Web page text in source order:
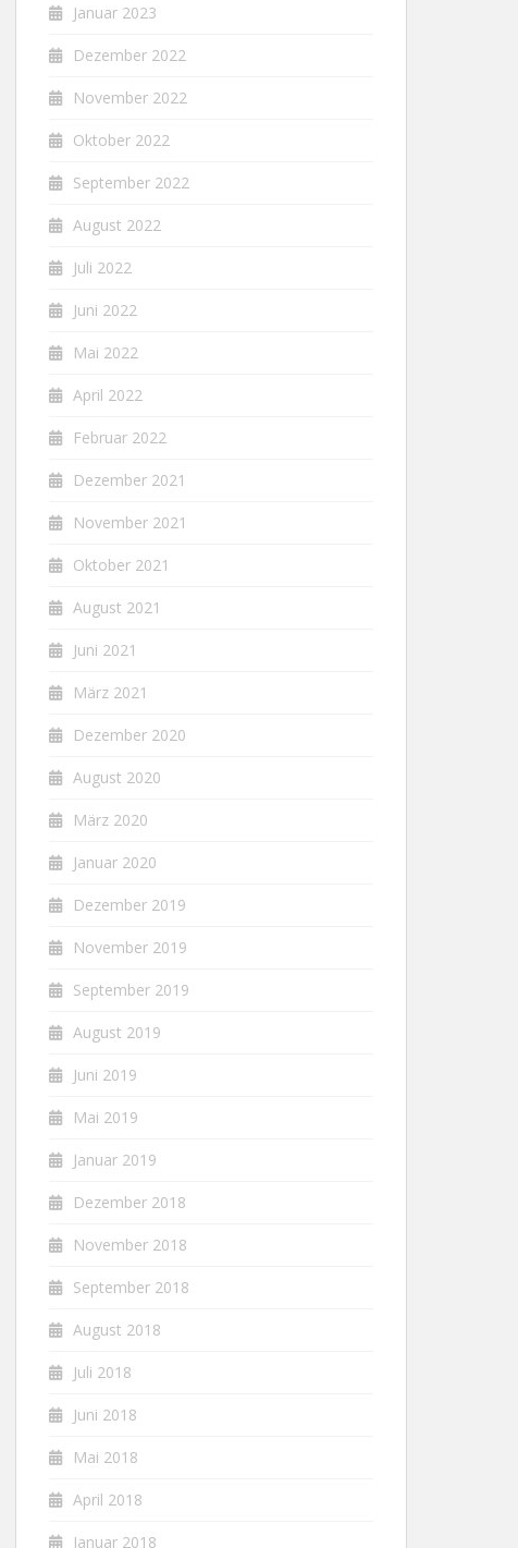
Januar 2023
Dezember 2022
November 2022
Oktober 2022
September 2022
August 2022
Juli 2022
Juni 2022
Mai 2022
April 2022
Februar 2022
Dezember 2021
November 2021
Oktober 2021
August 2021
Juni 2021
März 2021
Dezember 2020
August 2020
März 2020
Januar 2020
Dezember 2019
November 2019
September 2019
August 2019
Juni 2019
Mai 2019
Januar 2019
Dezember 2018
November 2018
September 2018
August 2018
Juli 2018
Juni 2018
Mai 2018
April 2018
Januar 2018